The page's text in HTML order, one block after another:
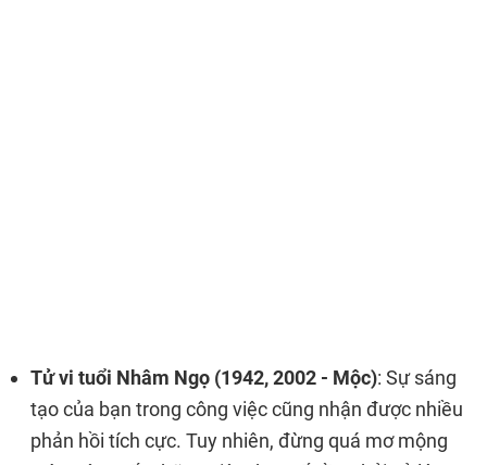
Tử vi tuổi Nhâm Ngọ (1942, 2002 - Mộc): Sự sáng
tạo của bạn trong công việc cũng nhận được nhiều
phản hồi tích cực. Tuy nhiên, đừng quá mơ mộng